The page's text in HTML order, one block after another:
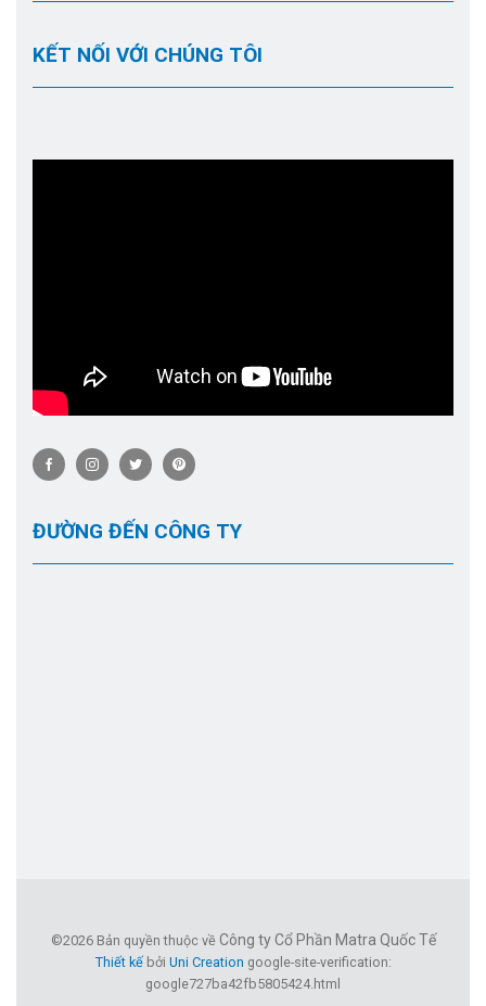
KẾT NỐI VỚI CHÚNG TÔI
ĐƯỜNG ĐẾN CÔNG TY
©2026 Bản quyền thuộc về Công ty Cổ Phần Matra Quốc Tế
Thiết kếbởi Uni Creation google-site-verification:
google727ba42fb5805424.html